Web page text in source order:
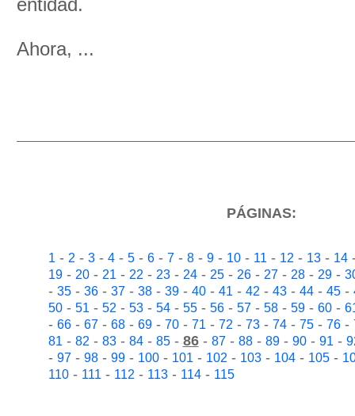
entidad.
Ahora, ...
PÁGINAS:
1- 2- 3- 4- 5- 6- 7- 8- 9- 10- 11- 12- 13- 14
19- 20- 21- 22- 23- 24- 25- 26- 27- 28- 29-
- 35- 36- 37- 38- 39- 40- 41- 42- 43- 44- 45-
50- 51- 52- 53- 54- 55- 56- 57- 58- 59- 60-
- 66- 67- 68- 69- 70- 71- 72- 73- 74- 75- 76-
81- 82- 83- 84- 85- 86- 87- 88- 89- 90- 91-
- 97- 98- 99- 100- 101- 102- 103- 104- 105-
110- 111- 112- 113- 114- 115